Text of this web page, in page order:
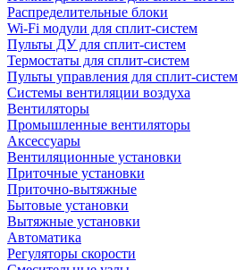
Распределительные блоки
Wi-Fi модули для сплит-систем
Пульты ДУ для сплит-систем
Термостаты для сплит-систем
Пульты управления для сплит-систем
Системы вентиляции воздуха
Вентиляторы
Промышленные вентиляторы
Аксессуары
Вентиляционные установки
Приточные установки
Приточно-вытяжные
Бытовые установки
Вытяжные установки
Автоматика
Регуляторы скорости